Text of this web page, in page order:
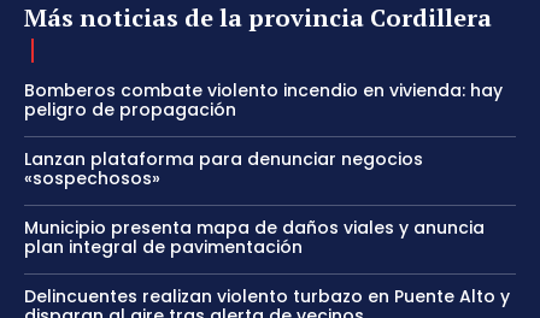
Más noticias de la provincia Cordillera
Bomberos combate violento incendio en vivienda: hay
peligro de propagación
Lanzan plataforma para denunciar negocios
«sospechosos»
Municipio presenta mapa de daños viales y anuncia
plan integral de pavimentación
Delincuentes realizan violento turbazo en Puente Alto y